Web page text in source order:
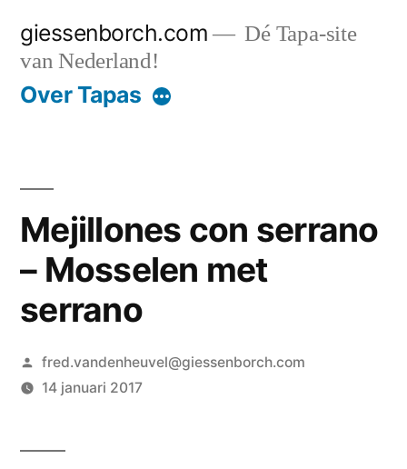
naar
giessenborch.com
Dé Tapa-site
van Nederland!
Over Tapas
Mejillones con serrano
– Mosselen met
serrano
Geplaatst
door
fred.vandenheuvel@giessenborch.com
14 januari 2017